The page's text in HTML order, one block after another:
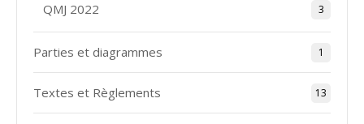
QMJ 2022 3
Parties et diagrammes 1
Textes et Règlements 13